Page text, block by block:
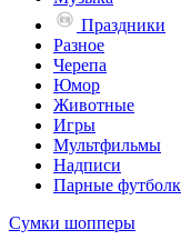
Праздники
Разное
Черепа
Юмор
Животные
Игры
Мультфильмы
Надписи
Парные
Сумки шопперы